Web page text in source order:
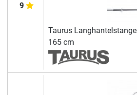
9
Taurus Langhantelstange
165 cm